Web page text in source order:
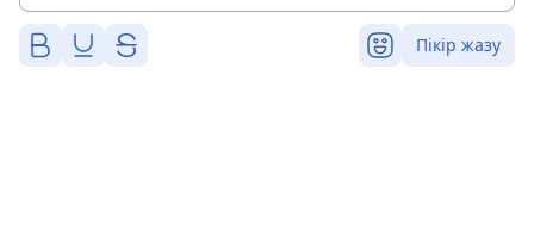
Пікір жазу